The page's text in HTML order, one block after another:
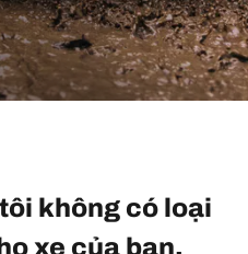
không có loại
xe của bạn.